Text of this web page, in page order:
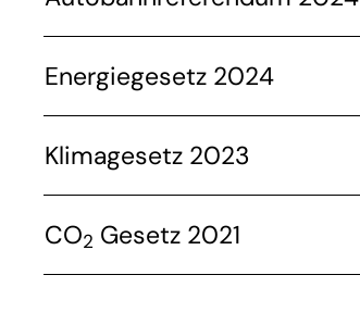
Energiegesetz 2024
Klimagesetz 2023
CO2 Gesetz 2021